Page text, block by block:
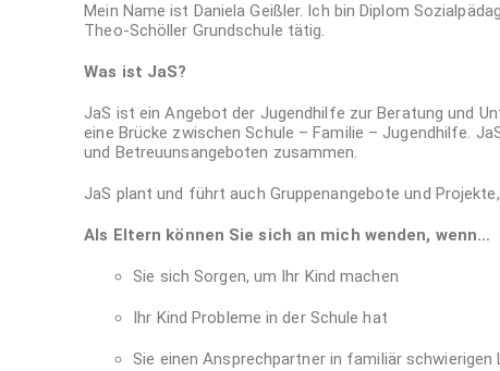
Mein Name ist Daniela Geißler. Ich bin Diplom
Theo-Schöller Grundschule tätig.
Was ist JaS?
JaS ist ein Angebot der Jugendhilfe zur Beratung und
eine Brücke zwischen Schule – Familie – Jugendhilfe.
und Betreuunsangeboten zusammen.
JaS plant und führt auch Gruppenangebote und
Als Eltern können Sie sich an mich wenden, wenn…
Sie sich Sorgen, um Ihr Kind machen
Ihr Kind Probleme in der Schule hat
Sie einen Ansprechpartner in familiär schwierigen